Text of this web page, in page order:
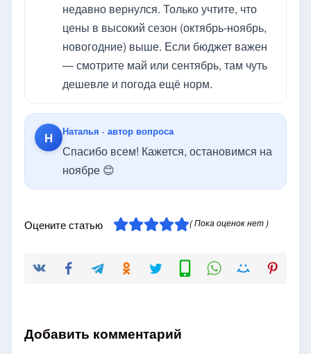
недавно вернулся. Только учтите, что
цены в высокий сезон (октябрь-ноябрь,
новогодние) выше. Если бюджет важен
— смотрите май или сентябрь, там чуть
дешевле и погода ещё норм.
Н Наталья · автор вопроса
Спасибо всем! Кажется, остановимся на
ноябре 😊
Оцените статью ( Пока оценок нет )
Добавить комментарий